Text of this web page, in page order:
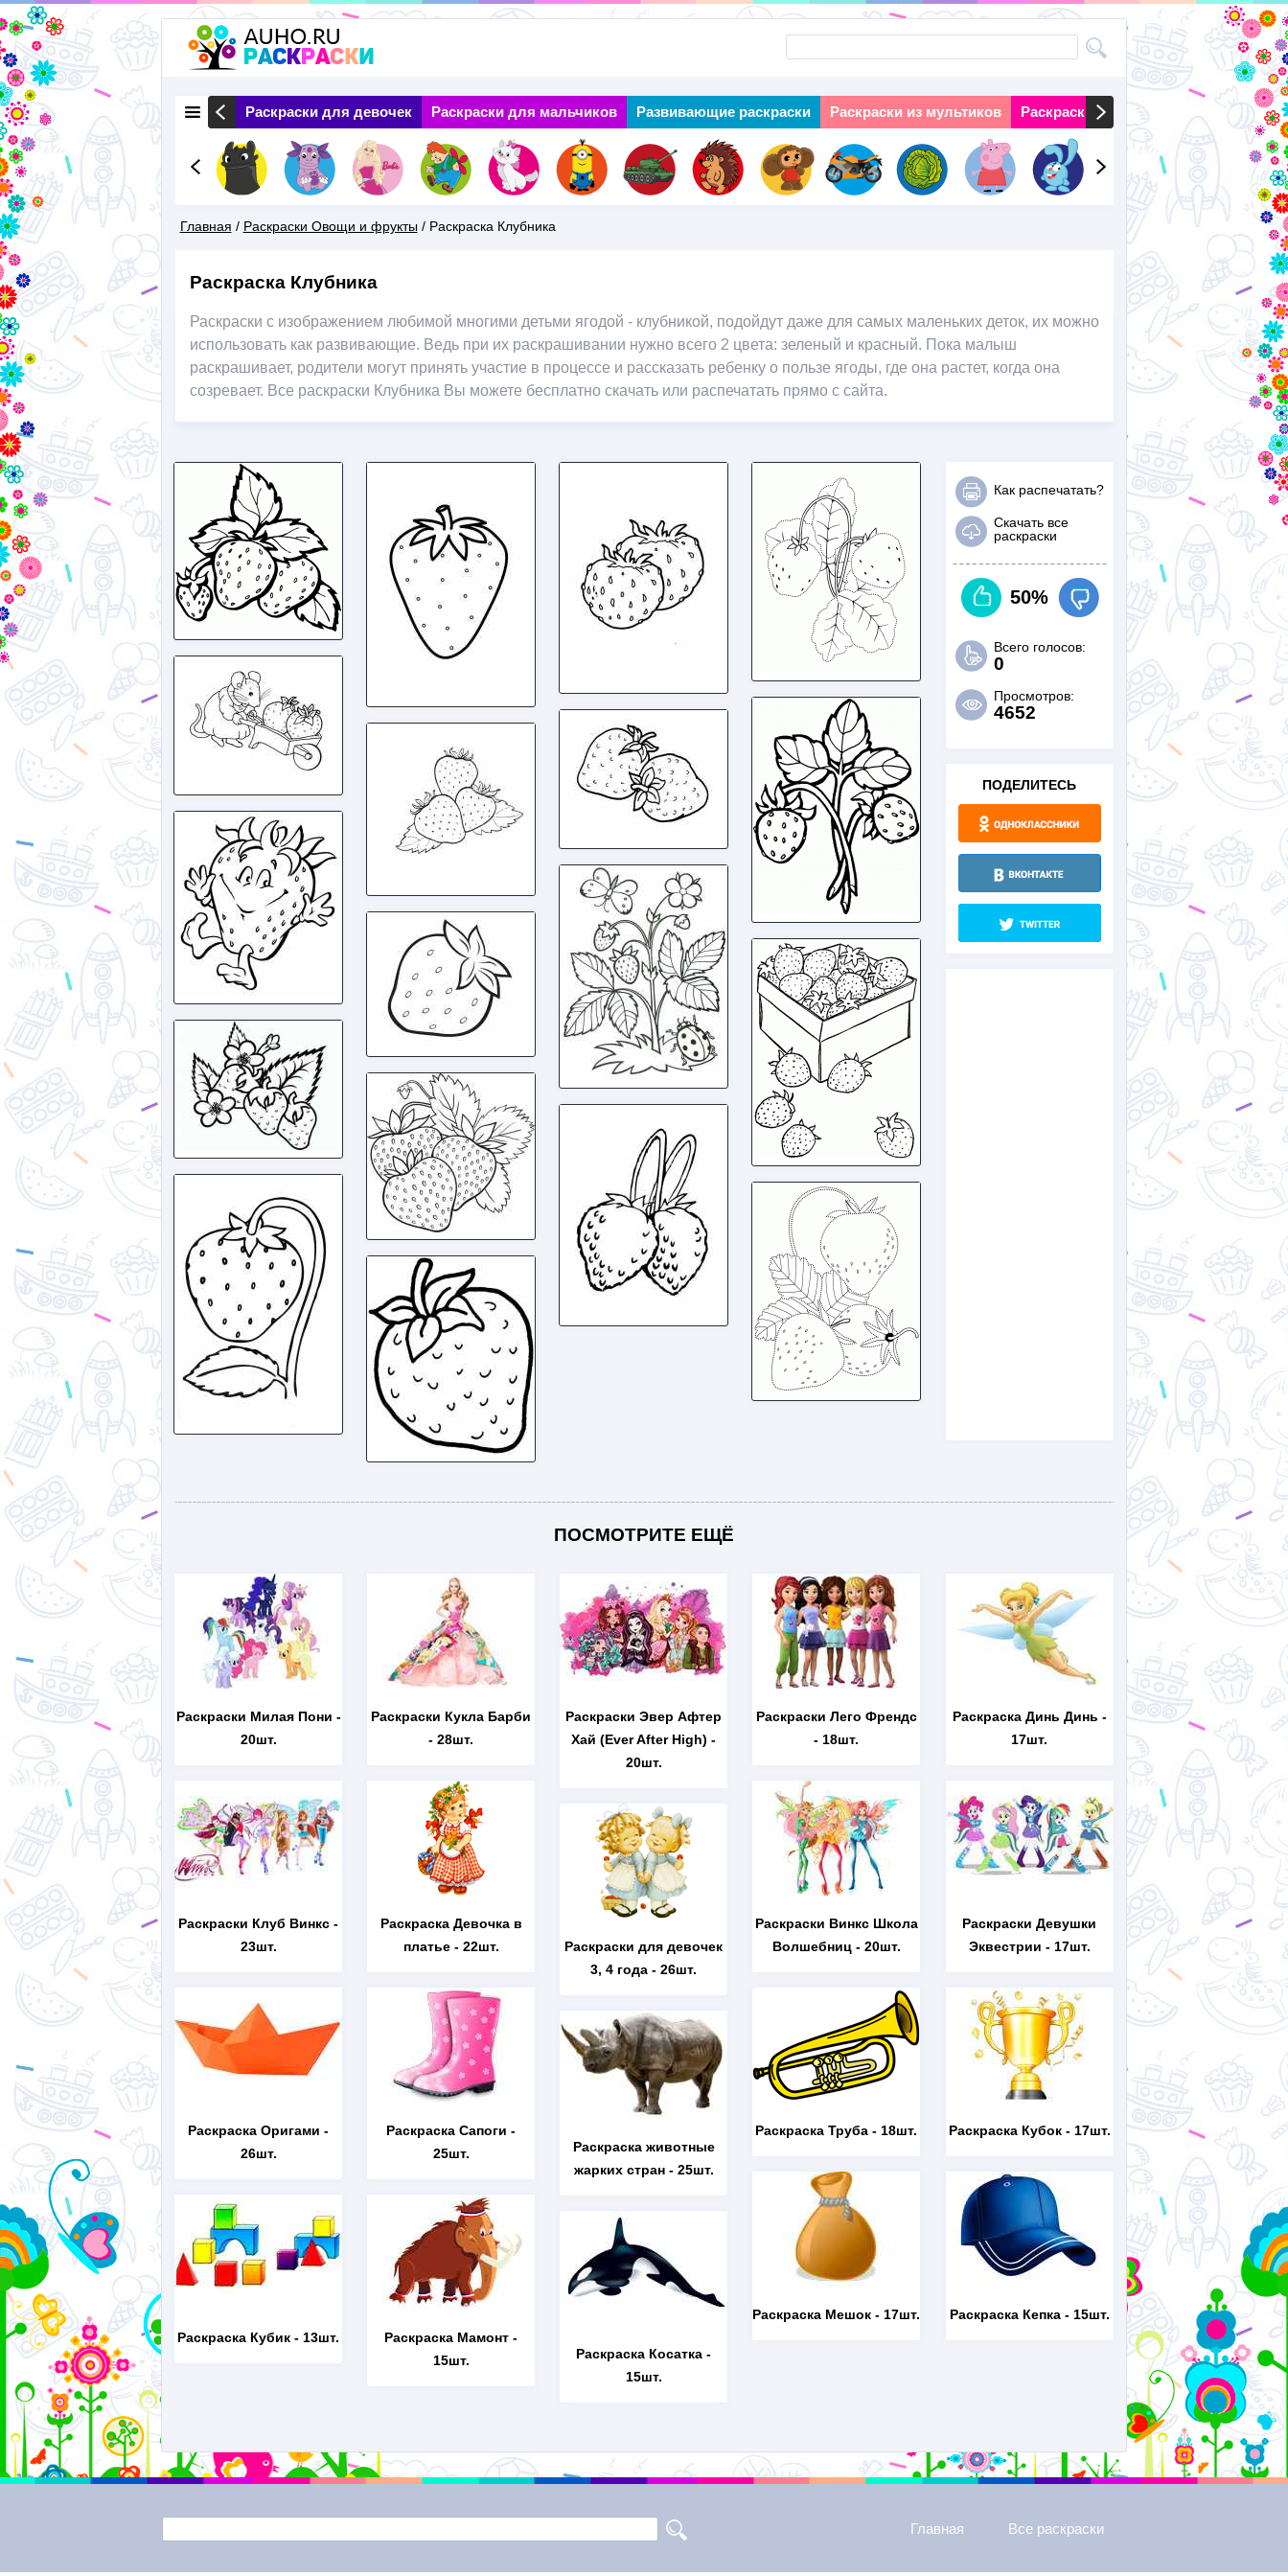
основному
содержанию
Раскраски Природа Раскраски для девочек Раскраски для мальчиков Развивающие раскраски Раскраски из мультиков Раскраски на праздники
Next
Здесь
Главная / Раскраски Овощи и фрукты / Раскраска Клубника
Раскраска Клубника
Раскраски с изображением любимой многими детьми ягодой - клубникой, подойдут даже для самых маленьких деток, их можно
использовать как развивающие. Ведь при их раскрашивании нужно всего 2 цвета: зеленый и красный. Пока малыш
раскрашивает, родители могут принять участие в процессе и рассказать ребенку о пользе ягоды, где она растет, когда она
созревает. Все раскраски Клубника Вы можете бесплатно скачать или распечатать прямо с сайта.
Как распечатать?
Скачать все
раскраски
50%
Всего голосов:
0
Просмотров:
4652
ПОДЕЛИТЕСЬ
ПОСМОТРИТЕ ЕЩЁ
Раскраски Милая Пони -
20шт.
Раскраски Клуб Винкс -
23шт.
Раскраска Оригами -
26шт.
Раскраска Кубик - 13шт.
Раскраски Кукла Барби
- 28шт.
Раскраска Девочка в
платье- 22шт.
Раскраска Сапоги -
25шт.
Раскраска Мамонт -
15шт.
Раскраски Эвер Афтер
Хай (Ever After High) -
20шт.
Раскраски для девочек
3, 4 года - 26шт.
Раскраска животные
жарких стран- 25шт.
Раскраска Косатка -
15шт.
Раскраски Лего Френдс
- 18шт.
Раскраски Винкс Школа
Волшебниц- 20шт.
Раскраска Труба - 18шт.
Раскраска Мешок - 17шт.
Раскраска Динь Динь -
17шт.
Раскраски Девушки
Эквестрии - 17шт.
Раскраска Кубок- 17шт.
Раскраска Кепка- 15шт.
Главная Все раскраски